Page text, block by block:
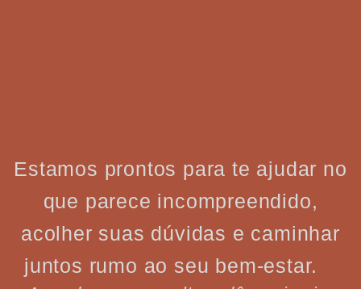
Estamos prontos para te ajudar no
que parece incompreendido,
acolher suas dúvidas e caminhar
juntos rumo ao seu bem-estar.